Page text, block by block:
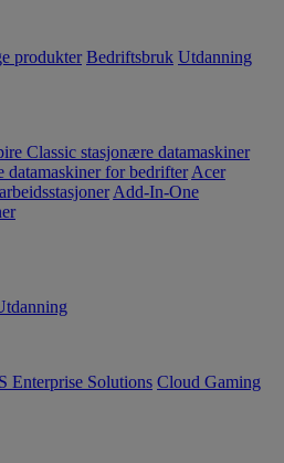
produkter Bedriftsbruk Utdanning
Classic stasjonære datamaskiner
datamaskiner for bedrifter Acer
Add-In-One
Enterprise Solutions Cloud Gaming